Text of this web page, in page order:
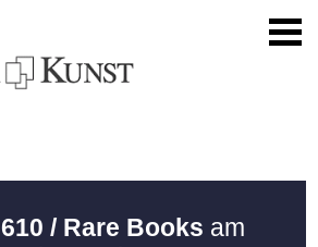
610 / Rare Books am